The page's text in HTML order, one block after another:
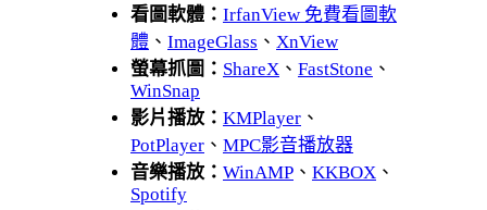
看圖軟體： IrfanView 免費看圖軟
體 、 ImageGlass 、 XnView
螢幕抓圖： ShareX 、 FastStone 、
WinSnap
影片播放： KMPlayer 、
PotPlayer 、 MPC影音播放器
音樂播放： WinAMP 、 KKBOX 、
Spotify